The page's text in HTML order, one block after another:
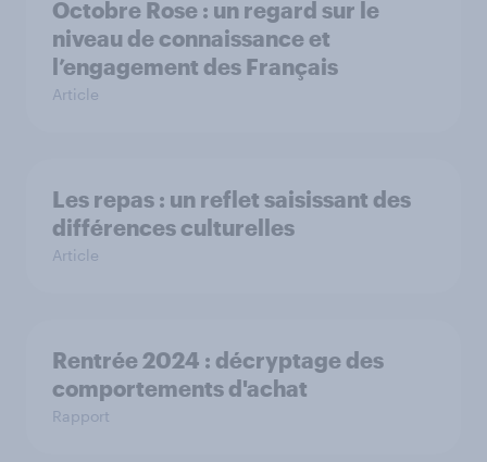
Octobre Rose : un regard sur le
niveau de connaissance et
l’engagement des Français
Article
Les repas : un reflet saisissant des
différences culturelles
Article
Rentrée 2024 : décryptage des
comportements d'achat
Rapport